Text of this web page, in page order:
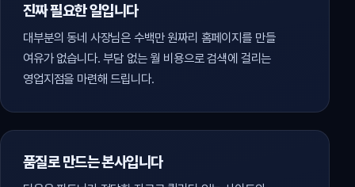
진짜 필요한 일입니다
대부분의 동네 사장님은 수백만 원짜리 홈페이지를 만들
여유가 없습니다. 부담 없는 월 비용으로 검색에 걸리는
영업지점을 마련해 드립니다.
품질로 만드는 본사입니다